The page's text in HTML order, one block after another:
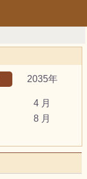
2035年
4 月
8 月
开市